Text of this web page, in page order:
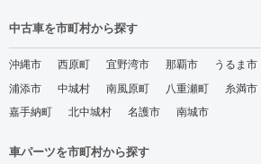
中古車を市町村から探す
沖縄市 西原町 宜野湾市 那覇市 うるま市
浦添市
中城村 南風原町 八重瀬町 糸満市
嘉手納町
北中城村 名護市 南城市
車パーツを市町村から探す